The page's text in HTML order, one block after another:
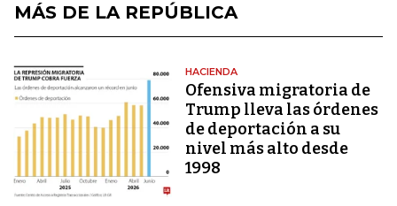
MÁS DE LA REPÚBLICA
HACIENDA
Ofensiva migratoria de
Trump lleva las órdenes
de deportación a su
nivel más alto desde
1998